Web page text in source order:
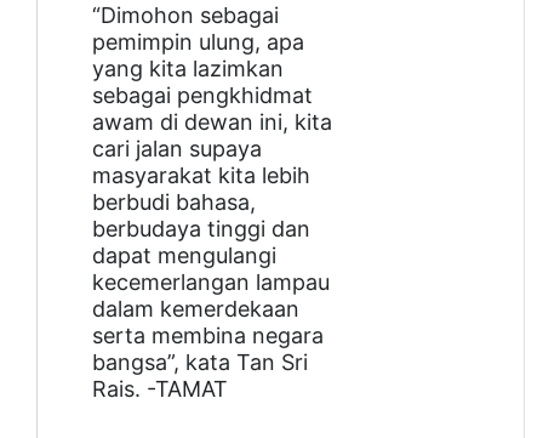
“Dimohon sebagai
pemimpin ulung, apa
yang kita lazimkan
sebagai pengkhidmat
awam di dewan ini, kita
cari jalan supaya
masyarakat kita lebih
berbudi bahasa,
berbudaya tinggi dan
dapat mengulangi
kecemerlangan lampau
dalam kemerdekaan
serta membina negara
bangsa”, kata Tan Sri
Rais. -TAMAT